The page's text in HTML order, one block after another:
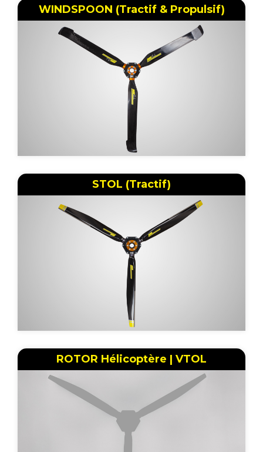
WINDSPOON (Tractif & Propulsif)
STOL (Tractif)
ROTOR Hélicoptère | VTOL